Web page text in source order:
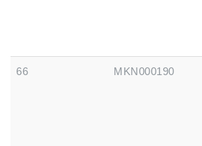
66 MKN000190